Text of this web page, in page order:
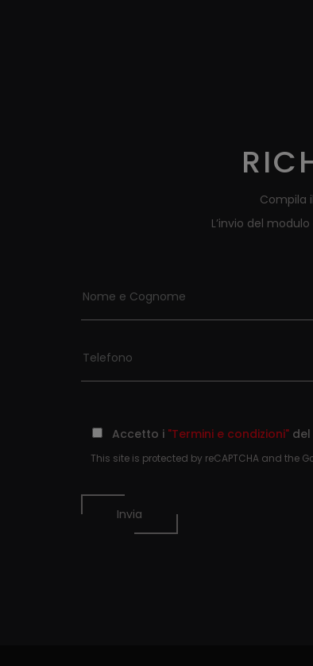
Compila
L’invio del
Accetto i "Termini e condizioni"
This site is protected by reCAPTCHA and the
Invia